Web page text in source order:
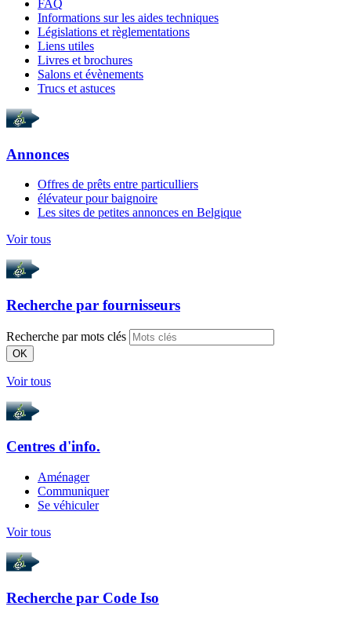
FAQ
Informations sur les aides techniques
Législations et règlementations
Liens utiles
Livres et brochures
Salons et évènements
Trucs et astuces
Annonces
Offres de prêts entre particulliers
élévateur pour baignoire
Les sites de petites annonces en Belgique
Voir tous
Recherche par fournisseurs
Recherche par mots clés
OK
Voir tous
Centres d'info.
Aménager
Communiquer
Se véhiculer
Voir tous
Recherche par Code Iso